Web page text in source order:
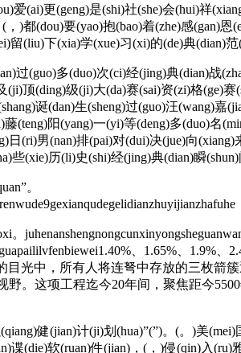
爱(ai)更(geng)是(shi)社(she)会(hui)祥
)都(dou)要(yao)抱(bao)着(zhe)感(gan)
留(liu)下(xia)学(xue)习(xi)的(de)典(dian)
多(duo)次(ci)经(jing)典(dian)战
顶(ding)级(ji)大(da)赛(sai)资(zi)格(ge)
诞(dan)生(sheng)过(guo)汪(wang)
(teng)阳(yang)一(yi)等(deng)多(duo)名
(ri)男(nan)排(pai)对(dui)决(jue)向
些(xie)历(li)史(shi)经(jing)典(dian)瞬
。
、1.65%、1.9%、
光中，所有人将连弩中存放的三枚箭
这项工程迄今20年间，聚焦距今
健(jian)计(ji)划(hua)”(”)。(。)美(mei)
谍(die)软(ruan)件(jian)，(，)侵(qin)入